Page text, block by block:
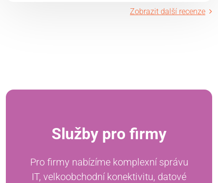
Zobrazit další recenze
Služby pro firmy
Pro firmy nabízíme komplexní správu
IT, velkoobchodní konektivitu, datové